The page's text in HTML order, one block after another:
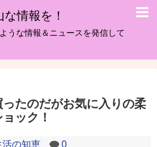
情報を！
うな情報＆ニュースを発信して
ったのだがお気に入りの柔
ック！
活の知恵 0